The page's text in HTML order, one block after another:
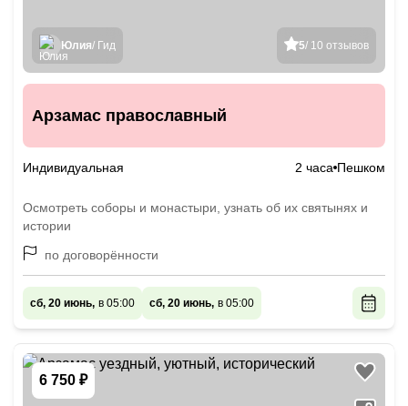
5/ 10 отзывов
Юлия/ Гид
Арзамас православный
Индивидуальная 2 часа Пешком
Осмотреть соборы и монастыри, узнать об их святынях и
истории
по договорённости
сб, 20 июнь, в 05:00 сб, 20 июнь, в 05:00
6 750 ₽